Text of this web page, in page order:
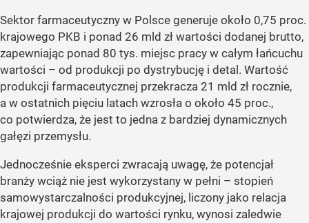
Sektor farmaceutyczny w Polsce generuje około 0,75 proc.
krajowego PKB i ponad 26 mld zł wartości dodanej brutto,
zapewniając ponad 80 tys. miejsc pracy w całym łańcuchu
wartości – od produkcji po dystrybucję i detal. Wartość
produkcji farmaceutycznej przekracza 21 mld zł rocznie,
a w ostatnich pięciu latach wzrosła o około 45 proc.,
co potwierdza, że jest to jedna z bardziej dynamicznych
gałęzi przemysłu.
Jednocześnie eksperci zwracają uwagę, że potencjał
branży wciąż nie jest wykorzystany w pełni – stopień
samowystarczalności produkcyjnej, liczony jako relacja
krajowej produkcji do wartości rynku, wynosi zaledwie